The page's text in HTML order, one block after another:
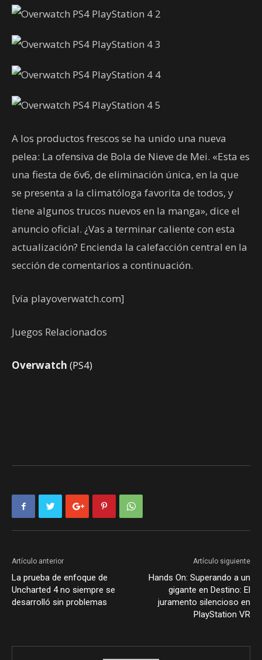
A los productos frescos se ha unido una nueva
pelea: La ofensiva de Bola de Nieve de Mei. «Esta es
una fiesta de 6v6, de eliminación única, en la que
se presenta a la climatóloga favorita de todos, y
tiene algunos trucos nuevos en la manga», dice el
anuncio oficial. ¿Vas a terminar caliente con esta
actualización? Encienda la calefacción central en la
sección de comentarios a continuación.
[vía playoverwatch.com]
Juegos Relacionados
Overwatch (PS4)
Artículo anterior
La prueba de enfoque de
Uncharted 4 no siempre se
desarrolló sin problemas
Artículo siguiente
Hands On: Superando a un
gigante en Destino: El
juramento silencioso en
PlayStation VR